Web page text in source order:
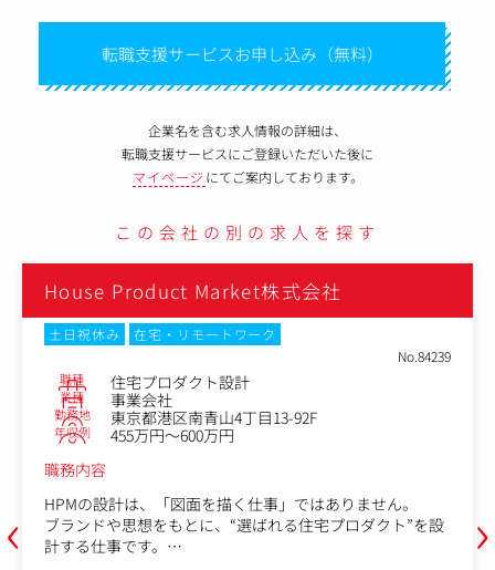
転職支援サービスお申し込み（無料）
企業名を含む求人情報の詳細は、
転職支援サービスにご登録いただいた後に
マイページ にてご案内しております。
この会社の別の求人を探す
‹
House Product Market株式会社
土日祝休み
在宅・リモートワーク
No.84239
職種 住宅プロダクト設計
業種 事業会社
勤務地 東京都港区南青山4丁目13-92F
年収例
455万円～600万円
職務内容
HPMの設計は、「図面を描く仕事」ではありません。
ブランドや思想をもとに、“選ばれる住宅プロダクト”を設
計する仕事です。
›